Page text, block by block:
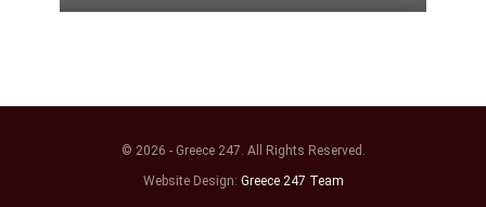
© 2026 - Greece 247. All Rights Reserved.
Website Design: Greece 247 Team